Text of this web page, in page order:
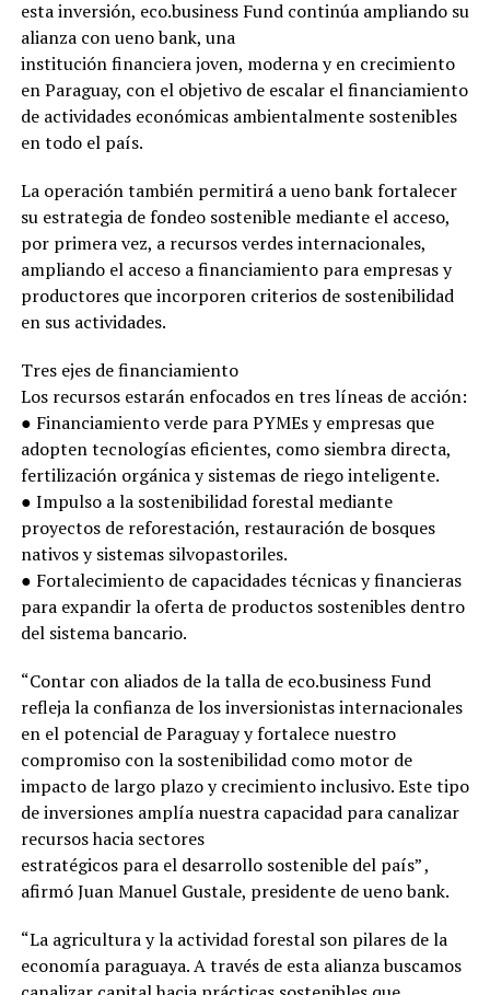
esta inversión, eco.business Fund continúa ampliando su
alianza con ueno bank, una
institución financiera joven, moderna y en crecimiento
en Paraguay, con el objetivo de escalar el financiamiento
de actividades económicas ambientalmente sostenibles
en todo el país.
La operación también permitirá a ueno bank fortalecer
su estrategia de fondeo sostenible mediante el acceso,
por primera vez, a recursos verdes internacionales,
ampliando el acceso a financiamiento para empresas y
productores que incorporen criterios de sostenibilidad
en sus actividades.
Tres ejes de financiamiento
Los recursos estarán enfocados en tres líneas de acción:
● Financiamiento verde para PYMEs y empresas que
adopten tecnologías eficientes, como siembra directa,
fertilización orgánica y sistemas de riego inteligente.
● Impulso a la sostenibilidad forestal mediante
proyectos de reforestación, restauración de bosques
nativos y sistemas silvopastoriles.
● Fortalecimiento de capacidades técnicas y financieras
para expandir la oferta de productos sostenibles dentro
del sistema bancario.
“Contar con aliados de la talla de eco.business Fund
refleja la confianza de los inversionistas internacionales
en el potencial de Paraguay y fortalece nuestro
compromiso con la sostenibilidad como motor de
impacto de largo plazo y crecimiento inclusivo. Este tipo
de inversiones amplía nuestra capacidad para canalizar
recursos hacia sectores
estratégicos para el desarrollo sostenible del país” ,
afirmó Juan Manuel Gustale, presidente de ueno bank.
“La agricultura y la actividad forestal son pilares de la
economía paraguaya. A través de esta alianza buscamos